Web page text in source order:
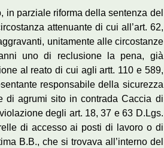
in parziale riforma della sentenza del
attenuante di cui all’art. 62,
unitamente alle circostanze
uno di reclusione la pena, già
al reato di cui agli artt. 110 e 589,
responsabile della sicurezza
di agrumi sito in contrada Caccia di
degli art. 18, 37 e 63 D.Lgs.
di accesso ai posti di lavoro o di
B.B., che si trovava all’interno del